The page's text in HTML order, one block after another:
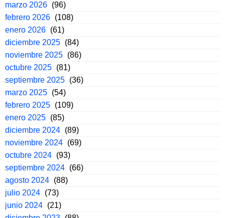
marzo 2026 (96)
febrero 2026 (108)
enero 2026 (61)
diciembre 2025 (84)
noviembre 2025 (86)
octubre 2025 (81)
septiembre 2025 (36)
marzo 2025 (54)
febrero 2025 (109)
enero 2025 (85)
diciembre 2024 (89)
noviembre 2024 (69)
octubre 2024 (93)
septiembre 2024 (66)
agosto 2024 (88)
julio 2024 (73)
junio 2024 (21)